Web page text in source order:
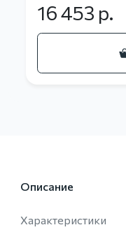
16 453 р.
Описание
Характеристики